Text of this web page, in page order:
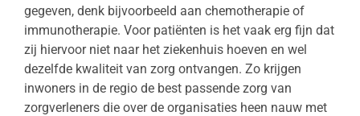
gegeven, denk bijvoorbeeld aan chemotherapie of
immunotherapie. Voor patiënten is het vaak erg fijn dat
zij hiervoor niet naar het ziekenhuis hoeven en wel
dezelfde kwaliteit van zorg ontvangen. Zo krijgen
inwoners in de regio de best passende zorg van
zorgverleners die over de organisaties heen nauw met